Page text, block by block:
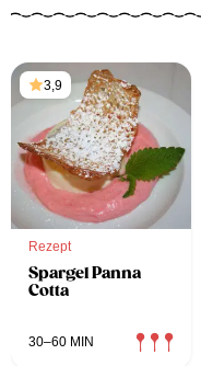
3,9
Rezept
Spargel Panna
Cotta
30–60 MIN